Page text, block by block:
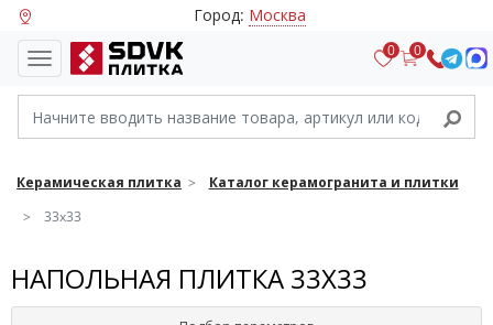
Город: Москва
0 0
Керамическая плитка
Каталог керамогранита и плитки
33x33
НАПОЛЬНАЯ ПЛИТКА 33X33